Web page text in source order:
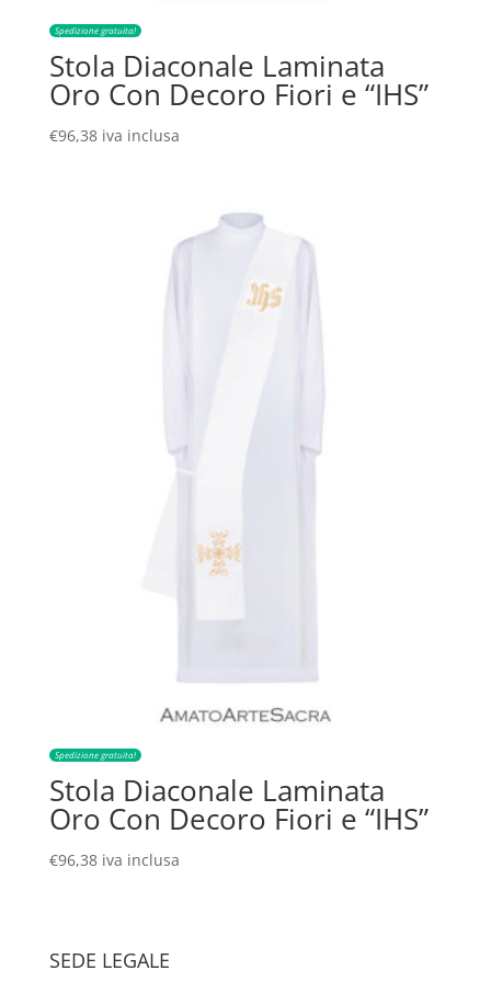
Spedizione gratuita!
Stola Diaconale Laminata
Oro Con Decoro Fiori e “IHS”
€96,38 iva inclusa
Spedizione gratuita!
Stola Diaconale Laminata
Oro Con Decoro Fiori e “IHS”
€96,38 iva inclusa
SEDE LEGALE